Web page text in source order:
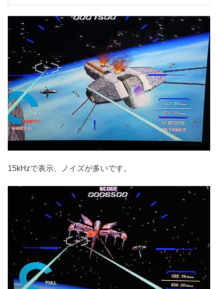
15kHzで表示、ノイズが多いです。